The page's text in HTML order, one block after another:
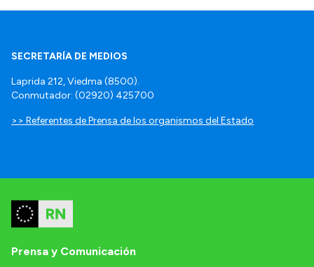
SECRETARÍA DE MEDIOS
Laprida 212, Viedma (8500).
Conmutador: (02920) 425700
>> Referentes de Prensa de los organismos del Estado
Prensa y Comunicación